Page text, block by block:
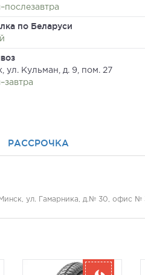
по Беларуси
ул. Кульман, д. 9, пом. 27
РАССРОЧКА
ул. Гамарника, д.№ 30, офис №